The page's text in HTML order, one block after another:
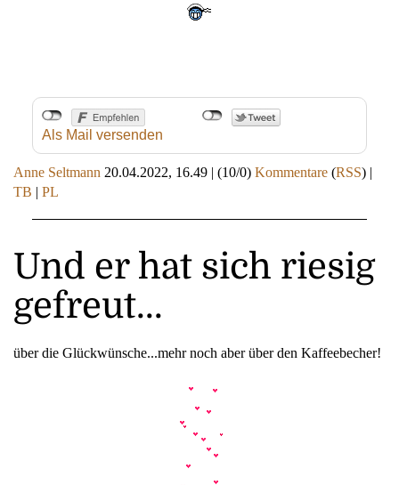
Als Mail versenden
Anne Seltmann 20.04.2022, 16.49 | (10/0) Kommentare (RSS) |
TB | PL
Und er hat sich riesig
gefreut...
über die Glückwünsche...mehr noch aber über den Kaffeebecher!